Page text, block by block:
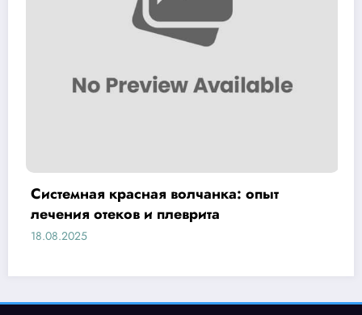
Системная красная волчанка: опыт
лечения отеков и плеврита
18.08.2025